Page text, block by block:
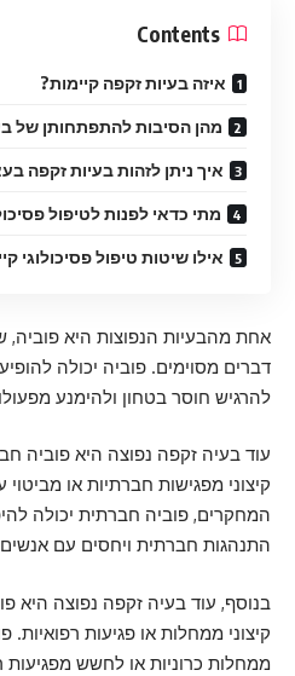
Contents
איזה בעיות זקפה קיימות?
מהן הסיבות להתפתחותן של
איך ניתן לזהות בעיות זקפה
מתי כדאי לפנות לטיפול
אילו שיטות טיפול פסיכולוגי
אחת מהבעיות הנפוצות היא פוביה,
דברים מסוימים. פוביה יכולה
להרגיש חוסר בטחון ולהימנע
עוד בעיה זקפה נפוצה היא
קיצוני מפגישות חברתיות או
המחקרים, פוביה חברתית יכולה
התנהגות חברתית ויחסים עם
בנוסף, עוד בעיה זקפה נפוצה היא
קיצוני ממחלות או פגיעות רפואיות.
ממחלות כרוניות או לחשש מפגיעות